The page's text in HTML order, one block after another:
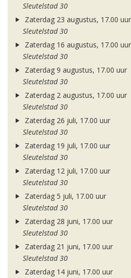
Sleutelstad 30
Zaterdag 23 augustus, 17.00 uur
Sleutelstad 30
Zaterdag 16 augustus, 17.00 uur
Sleutelstad 30
Zaterdag 9 augustus, 17.00 uur
Sleutelstad 30
Zaterdag 2 augustus, 17.00 uur
Sleutelstad 30
Zaterdag 26 juli, 17.00 uur
Sleutelstad 30
Zaterdag 19 juli, 17.00 uur
Sleutelstad 30
Zaterdag 12 juli, 17.00 uur
Sleutelstad 30
Zaterdag 5 juli, 17.00 uur
Sleutelstad 30
Zaterdag 28 juni, 17.00 uur
Sleutelstad 30
Zaterdag 21 juni, 17.00 uur
Sleutelstad 30
Zaterdag 14 juni, 17.00 uur